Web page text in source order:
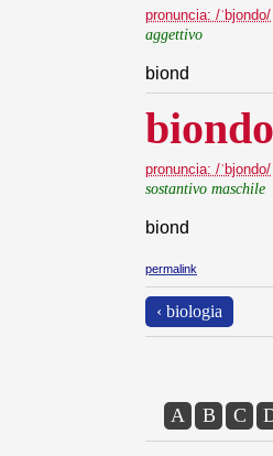
pronuncia: /ˈbjondo/
aggettivo
biond
biondo
pronuncia: /ˈbjondo/
sostantivo maschile
biond
permalink
‹ biologia
A B C